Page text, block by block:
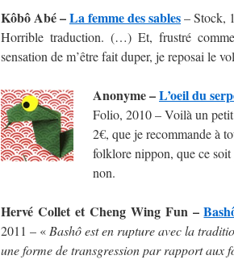
Kôbô Abé –La femme des sables– Stock,
Horrible traduction. (…) Et, frustré
sensation de m’être fait duper, je reposai le
Anonyme –L’oeil du
Folio, 2010 – Voilà un
2€, que je recommande à
folklore nippon, que ce soit
non.
Hervé Collet et Cheng Wing Fun –
2011 – « Bashô est en rupture avec la
une forme de transgression par rapport aux